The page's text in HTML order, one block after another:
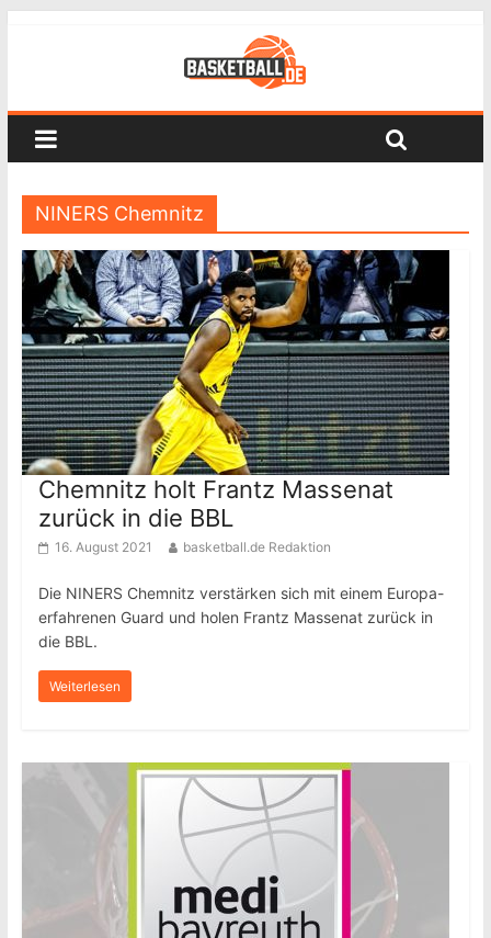
NINERS Chemnitz
Chemnitz holt Frantz Massenat
zurück in die BBL
16. August 2021 basketball.de Redaktion
Die NINERS Chemnitz verstärken sich mit einem Europa-
erfahrenen Guard und holen Frantz Massenat zurück in
die BBL.
Weiterlesen